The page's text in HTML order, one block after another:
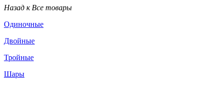
Назад к Все товары
Одиночные
Двойные
Тройные
Шары